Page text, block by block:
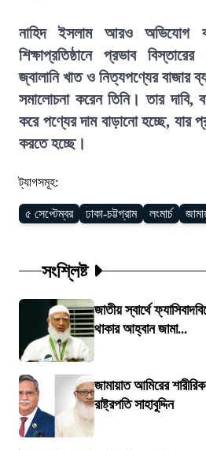
নাহিদ ইসলাম আরও অভিযোগ
শিক্ষাপ্রতিষ্ঠানে প্রভাব
জ্বালানি খাত ও নিত্যপণ্যের বাজার
সমালোচনা করেন তিনি। তার দাবি,
করে পণ্যের দাম বাড়ানো হচ্ছে, যার
করতে হচ্ছে।
ট্যাগসমূহ:
৫ সেপ্টেম্বর ঢাকা-চট্টগ্রাম লংমার্চ
সংশ্লিষ্ট
জাতীয় স্বার্থে
থাকার আহ্বান জামা...
জামায়াত আমিরের
রাষ্ট্রপতি সাহাবুদ্দিন